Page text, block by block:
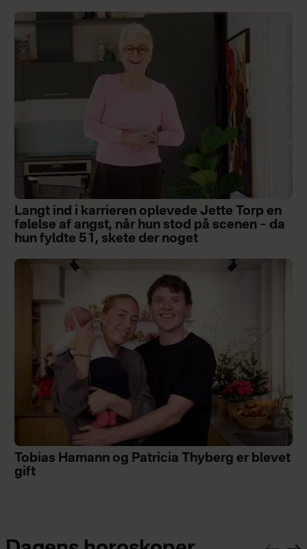
Langt ind i karrieren oplevede Jette Torp en
følelse af angst, når hun stod på scenen – da
hun fyldte 51, skete der noget
Tobias Hamann og Patricia Thyberg er blevet
gift